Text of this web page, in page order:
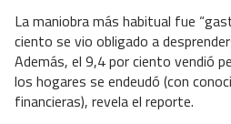
La maniobra más habitual fue
ciento se vio obligado a
Además, el 9,4 por ciento vendió
los hogares se endeudó (con
financieras), revela el reporte.